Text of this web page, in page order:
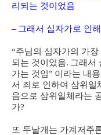
리되는 것이었음
– 그래서 십자가로 인해
“주님의 십자가의 가
되는 것이었음. 그래서
가는 것임” 이라는 내
서 죄로 인하여 삼위일
음으로 삼위일체라는
가?
또 두날개는 가계저주